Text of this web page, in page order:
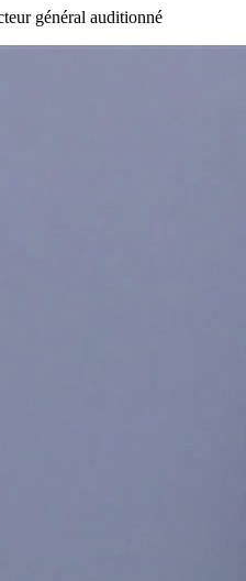
général auditionné